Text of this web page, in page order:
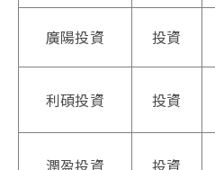
廣陽投資 投資
利碩投資 投資